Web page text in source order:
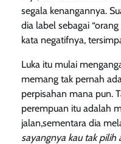
segala kenangannya.
dia label sebagai
kata negatifnya,
Luka itu mulai
memang tak pernah
perpisahan mana pun.
perempuan itu adalah
jalan,sementara dia
sayangnya kau tak pilih